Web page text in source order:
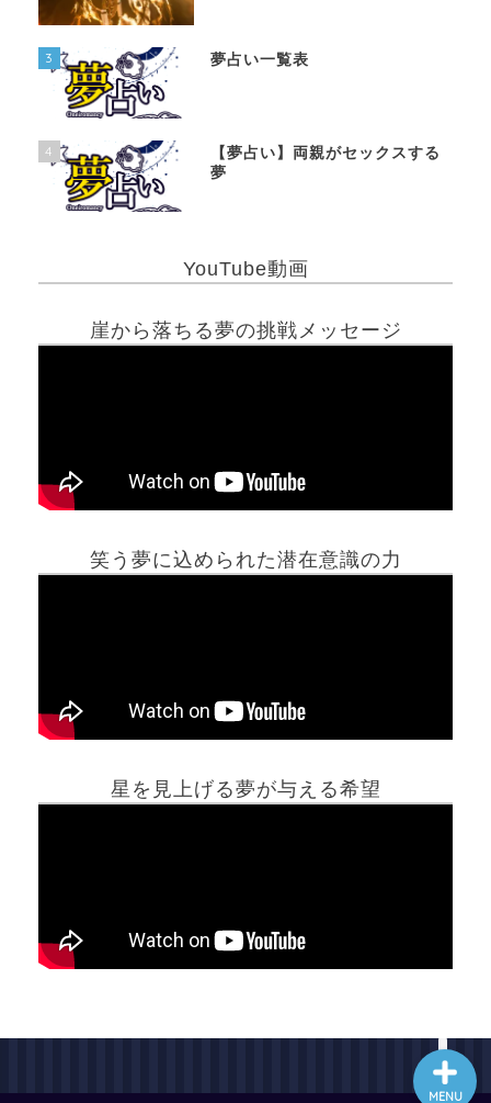
3 夢占い一覧表
4
【夢占い】両親がセックスする
夢
YouTube動画
崖から落ちる夢の挑戦メッセージ
笑う夢に込められた潜在意識の力
星を見上げる夢が与える希望
MENU
ホーム
最新記事動画